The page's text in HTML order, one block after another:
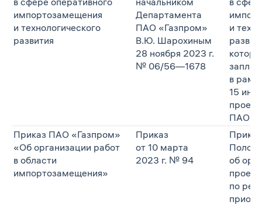
импортозамещения
и технологического
развития
Департамента
ПАО «Газпром»
В.Ю. Шарохиным
28 ноября 2023 г.
№ 06/56—1678
и
в
15
ПАО
Приказ ПАО «Газпром»
«Об организации работ
в области
импортозамещения»
Приказ
от 10 марта
2023 г. № 94
об
по